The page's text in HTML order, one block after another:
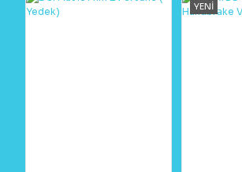
YENİ